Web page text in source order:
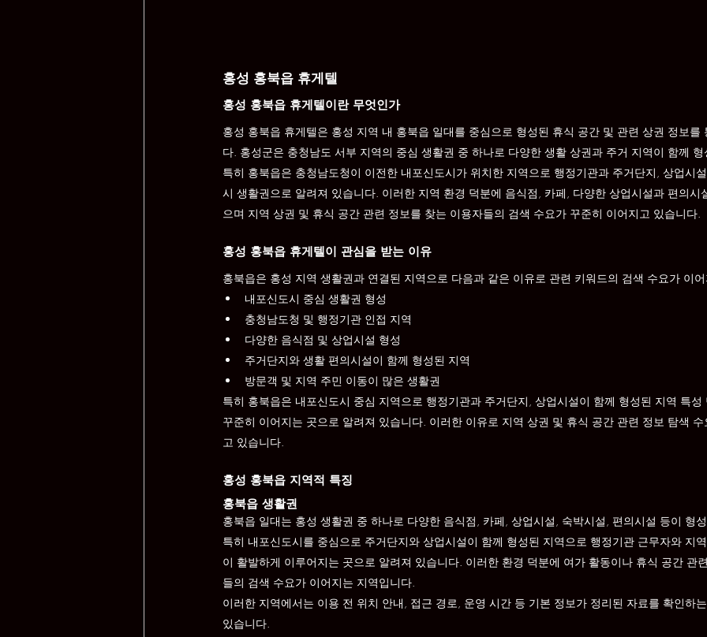
홍성 홍북읍 휴게텔
홍성 홍북읍 휴게텔이란 무엇인가
홍성 홍북읍 휴게텔은 홍성 지역 내 홍북읍 일대를 중심으로 형성된 휴식 공간 및 관련 상권 정보를
다. 홍성군은 충청남도 서부 지역의 중심 생활권 중 하나로 다양한 생활 상권과 주거 지역이 함께
특히 홍북읍은 충청남도청이 이전한 내포신도시가 위치한 지역으로 행정기관과 주거단지, 상업시
시 생활권으로 알려져 있습니다. 이러한 지역 환경 덕분에 음식점, 카페, 다양한 상업시설과 편의시
으며 지역 상권 및 휴식 공간 관련 정보를 찾는 이용자들의 검색 수요가 꾸준히 이어지고 있습니다.
홍성 홍북읍 휴게텔이 관심을 받는 이유
홍북읍은 홍성 지역 생활권과 연결된 지역으로 다음과 같은 이유로 관련 키워드의 검색 수요가 이
내포신도시 중심 생활권 형성
충청남도청 및 행정기관 인접 지역
다양한 음식점 및 상업시설 형성
주거단지와 생활 편의시설이 함께 형성된 지역
방문객 및 지역 주민 이동이 많은 생활권
특히 홍북읍은 내포신도시 중심 지역으로 행정기관과 주거단지, 상업시설이 함께 형성된 지역 특
꾸준히 이어지는 곳으로 알려져 있습니다. 이러한 이유로 지역 상권 및 휴식 공간 관련 정보 탐색
고 있습니다.
홍성 홍북읍 지역적 특징
홍북읍 생활권
홍북읍 일대는 홍성 생활권 중 하나로 다양한 음식점, 카페, 상업시설, 숙박시설, 편의시설 등이 형
특히 내포신도시를 중심으로 주거단지와 상업시설이 함께 형성된 지역으로 행정기관 근무자와 지
이 활발하게 이루어지는 곳으로 알려져 있습니다. 이러한 환경 덕분에 여가 활동이나 휴식 공간 관
들의 검색 수요가 이어지는 지역입니다.
이러한 지역에서는 이용 전 위치 안내, 접근 경로, 운영 시간 등 기본 정보가 정리된 자료를 확인하
있습니다.